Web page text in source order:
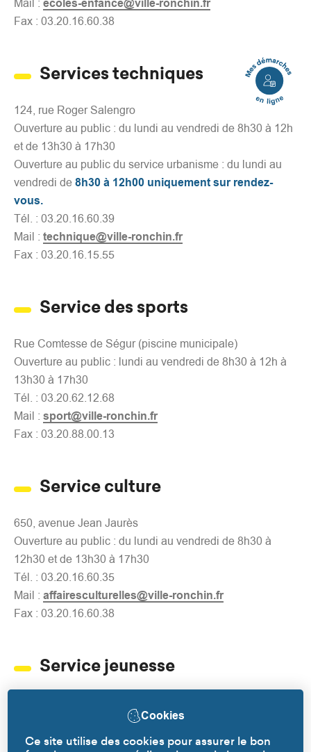
Cookies
Ce site utilise des cookies pour assurer le bon
Mes
démarches
Mail : ecoles-enfance@ville-ronchin.fr
Fax : 03.20.16.60.38
Services techniques
124, rue Roger Salengro
Ouverture au public : du lundi au vendredi de 8h30 à 12h
et de 13h30 à 17h30
Ouverture au public du service urbanisme : du lundi au
vendredi de 8h30 à 12h00 uniquement sur rendez-
vous.
Tél. : 03.20.16.60.39
Mail : technique@ville-ronchin.fr
Fax : 03.20.16.15.55
Service des sports
Rue Comtesse de Ségur (piscine municipale)
Ouverture au public : lundi au vendredi de 8h30 à 12h à
13h30 à 17h30
Tél. : 03.20.62.12.68
Mail : sport@ville-ronchin.fr
Fax : 03.20.88.00.13
Service culture
650, avenue Jean Jaurès
Ouverture au public : du lundi au vendredi de 8h30 à
12h30 et de 13h30 à 17h30
Tél. : 03.20.16.60.35
Mail : affairesculturelles@ville-ronchin.fr
Fax : 03.20.16.60.38
Service jeunesse
Ouverture au public : du mardi au vendredi de 8h30 à